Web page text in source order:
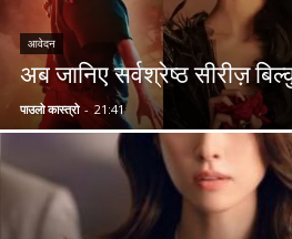
आवेदन
अब जानिए सर्वश्रेष्ठ सीरीज़
पाउलो कास्त्रो - 21:41